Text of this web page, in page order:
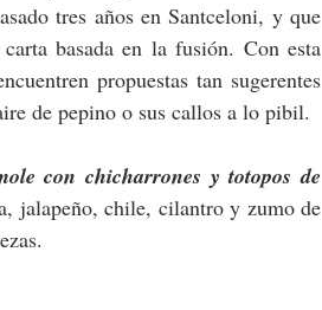
tres años en Santceloni, y que
basada en la fusión. Con esta
propuestas tan sugerentes
con chicharrones y totopos de
jalapeño, chile, cilantro y zumo de